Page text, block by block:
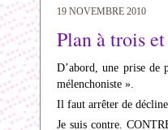
19 NOVEMBRE 2010
Plan à trois
D’abord, une prise de
mélenchoniste ».
Il faut arrêter de
Je suis contre.